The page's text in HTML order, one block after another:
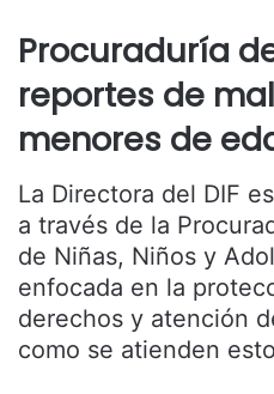
Procuraduría
reportes de
menores de
La Directora del DIF
a través de la
de Niñas, Niños y
enfocada en la
derechos y atención
como se atienden